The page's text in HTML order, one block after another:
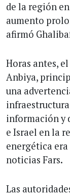
de la región
aumento
afirmó
Horas antes,
Anbiya,
una
información y
e Israel en la
energética era
noticias Fars.
Las